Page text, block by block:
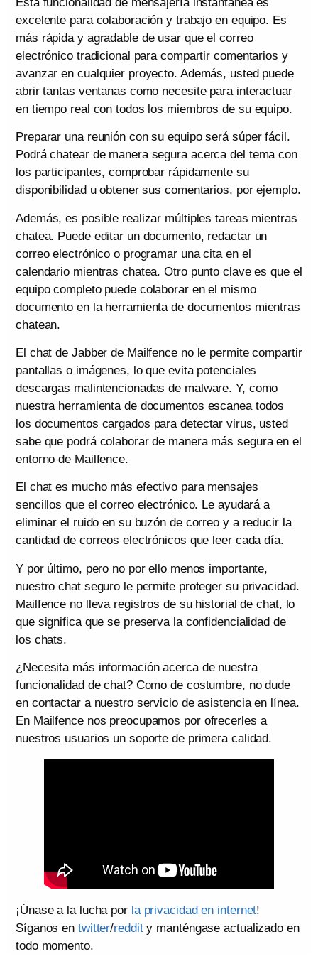
excelente para colaboración y trabajo en equipo. Es
más rápida y agradable de usar que el correo
electrónico tradicional para compartir comentarios y
avanzar en cualquier proyecto. Además, usted puede
abrir tantas ventanas como necesite para interactuar
en tiempo real con todos los miembros de su equipo.
Preparar una reunión con su equipo será súper fácil.
Podrá chatear de manera segura acerca del tema con
los participantes, comprobar rápidamente su
disponibilidad u obtener sus comentarios, por ejemplo.
Además, es posible realizar múltiples tareas mientras
chatea. Puede editar un documento, redactar un
correo electrónico o programar una cita en el
calendario mientras chatea. Otro punto clave es que el
equipo completo puede colaborar en el mismo
documento en la herramienta de documentos mientras
chatean.
El chat de Jabber de Mailfence no le permite compartir
pantallas o imágenes, lo que evita potenciales
descargas malintencionadas de malware. Y, como
nuestra herramienta de documentos escanea todos
los documentos cargados para detectar virus, usted
sabe que podrá colaborar de manera más segura en el
entorno de Mailfence.
El chat es mucho más efectivo para mensajes
sencillos que el correo electrónico. Le ayudará a
eliminar el ruido en su buzón de correo y a reducir la
cantidad de correos electrónicos que leer cada día.
Y por último, pero no por ello menos importante,
nuestro chat seguro le permite proteger su privacidad.
Mailfence no lleva registros de su historial de chat, lo
que significa que se preserva la confidencialidad de
los chats.
¿Necesita más información acerca de nuestra
funcionalidad de chat? Como de costumbre, no dude
en contactar a nuestro servicio de asistencia en línea.
En Mailfence nos preocupamos por ofrecerles a
nuestros usuarios un soporte de primera calidad.
¡Únase a la lucha por la privacidad en internet!
Síganos en twitter/reddity manténgase actualizado en
todo momento.